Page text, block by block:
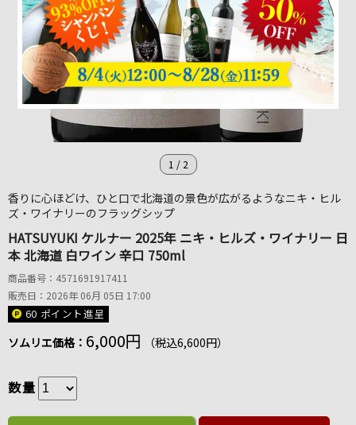
1 / 2
香りに心ほどけ、ひと口で北海道の景色が広がるようなニキ・ヒル
ズ・ワイナリーのフラッグシップ
HATSUYUKI ケルナー 2025年 ニキ・ヒルズ・ワイナリー 日
本 北海道 白ワイン 辛口 750ml
商品番号：4571691917411
販売日：2026年 06月 05日 17:00
60 ポイント進呈
ソムリエ価格： 6,000円 （税込6,600円）
数量